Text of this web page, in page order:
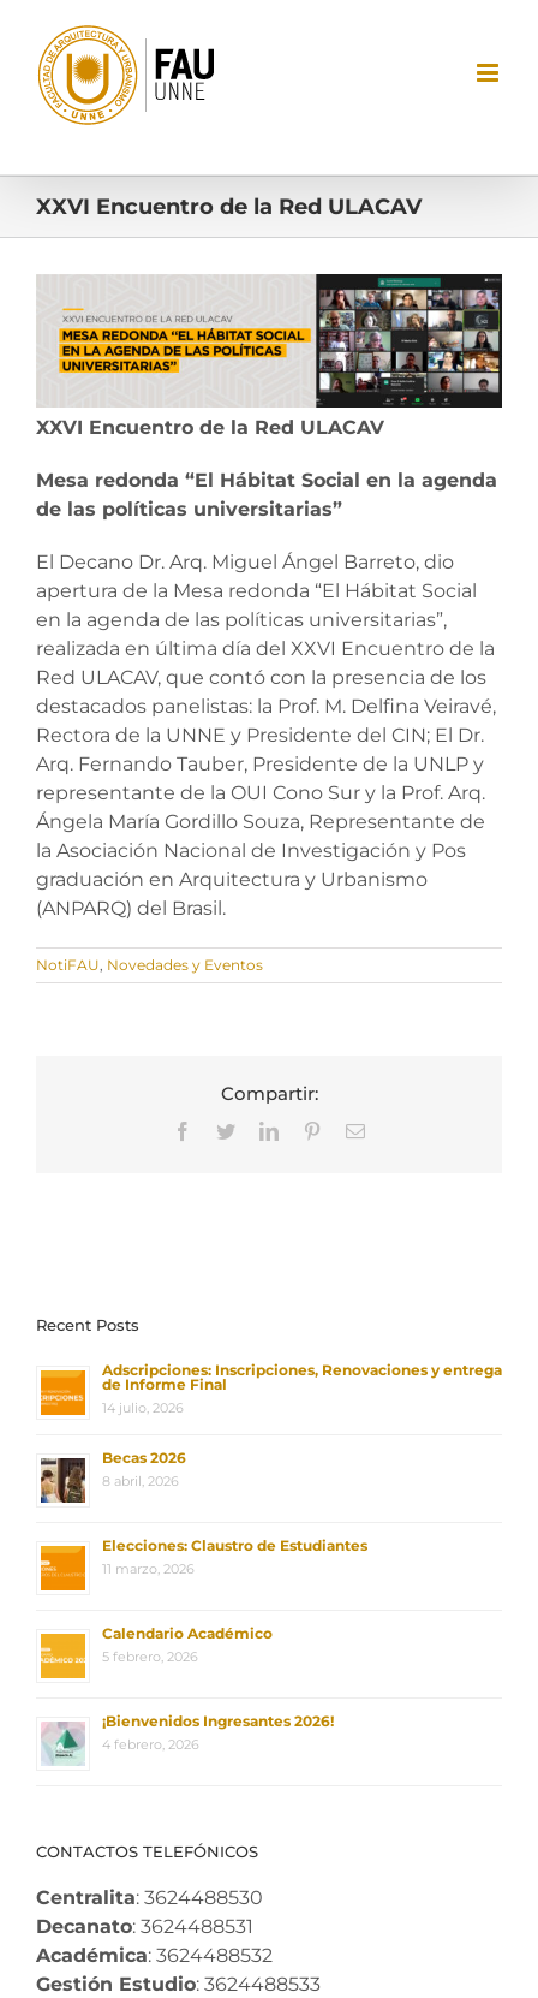
contenido
XXVI Encuentro de la Red ULACAV
imagen
más
grande
XXVI Encuentro de la Red ULACAV
Mesa redonda “El Hábitat Social en la agenda
de las políticas universitarias”
El Decano Dr. Arq. Miguel Ángel Barreto, dio
apertura de la Mesa redonda “El Hábitat Social
en la agenda de las políticas universitarias”,
realizada en última día del XXVI Encuentro de la
Red ULACAV, que contó con la presencia de los
destacados panelistas: la Prof. M. Delfina Veiravé,
Rectora de la UNNE y Presidente del CIN; El Dr.
Arq. Fernando Tauber, Presidente de la UNLP y
representante de la OUI Cono Sur y la Prof. Arq.
Ángela María Gordillo Souza, Representante de
la Asociación Nacional de Investigación y Pos
graduación en Arquitectura y Urbanismo
(ANPARQ) del Brasil.
NotiFAU Novedades y Eventos
Compartir:
Facebook
TwitterLinkedInPinterestCorreo
Recent Posts
Adscripciones: Inscripciones, Renovaciones y entrega
de Informe Final
14 julio, 2026
Becas 2026
8 abril, 2026
Elecciones: Claustro de Estudiantes
11 marzo, 2026
Calendario Académico
5 febrero, 2026
¡Bienvenidos Ingresantes 2026!
4 febrero, 2026
CONTACTOS TELEFÓNICOS
Centralita: 3624488530
Decanato: 3624488531
Académica: 3624488532
Gestión Estudio: 3624488533